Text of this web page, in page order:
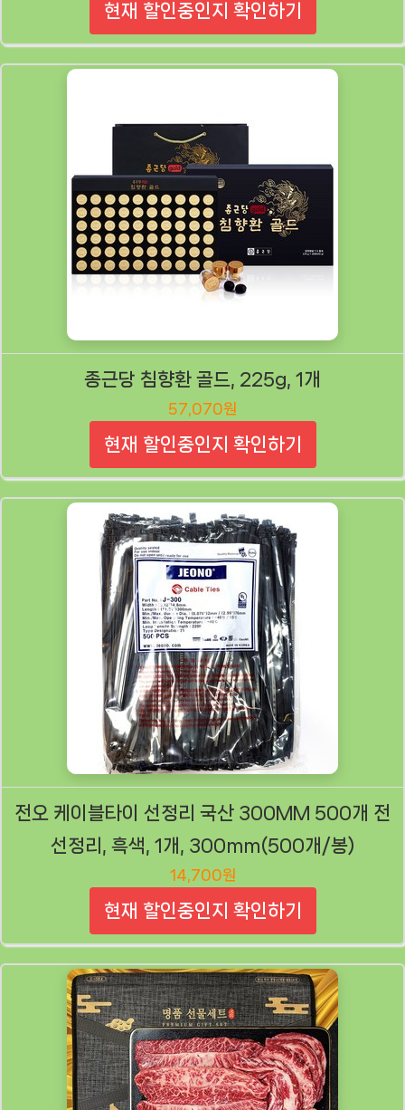
현재 할인중인지 확인하기
종근당 침향환 골드, 225g, 1개
57,070원
현재 할인중인지 확인하기
전오 케이블타이 선정리 국산 300MM 500개 전
선정리, 흑색, 1개, 300mm(500개/봉)
14,700원
현재 할인중인지 확인하기